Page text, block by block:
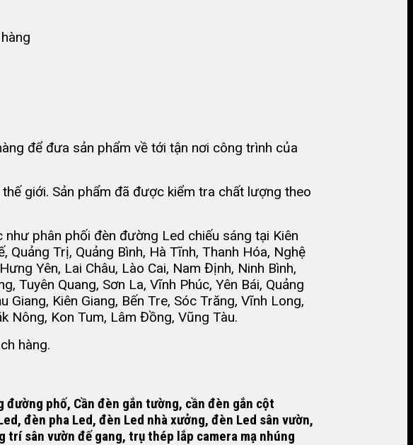
để đưa sản phẩm về tới tận nơi công trình của
giới. Sản phẩm đã được kiểm tra chất lượng theo
phân phối đèn đường Led chiếu sáng tại Kiên
Quảng Trị, Quảng Bình, Hà Tĩnh, Thanh Hóa, Nghệ
Yên, Lai Châu, Lào Cai, Nam Định, Ninh Bình,
Tuyên Quang, Sơn La, Vĩnh Phúc, Yên Bái, Quảng
Kiên Giang, Bến Tre, Sóc Trăng, Vĩnh Long,
Nông, Kon Tum, Lâm Đồng, Vũng Tàu.
hàng.
đường phố, Cần đèn gắn tường, cần đèn gắn cột
đèn pha Led, đèn Led nhà xưởng, đèn Led sân vườn,
sân vườn đế gang, trụ thép lắp camera mạ nhúng